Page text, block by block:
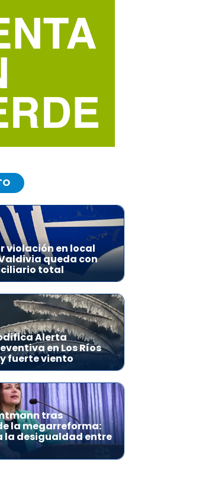
violación en local
queda con
total
Alerta
en Los Ríos
fuerte viento
tras
la megarreforma:
la desigualdad entre